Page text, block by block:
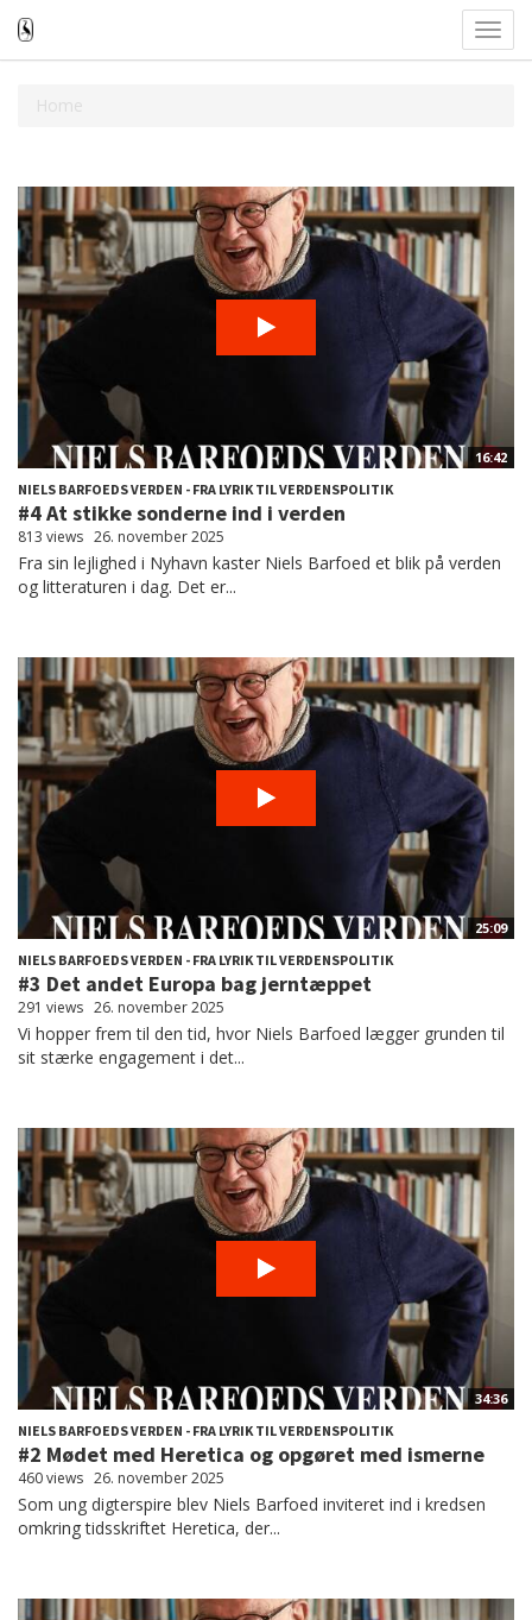
Home
16:42
NIELS BARFOEDS VERDEN - FRA LYRIK TIL VERDENSPOLITIK
#4 At stikke sonderne ind i verden
813 views 26. november 2025
Fra sin lejlighed i Nyhavn kaster Niels Barfoed et blik på verden
og litteraturen i dag. Det er...
25:09
NIELS BARFOEDS VERDEN - FRA LYRIK TIL VERDENSPOLITIK
#3 Det andet Europa bag jerntæppet
291 views 26. november 2025
Vi hopper frem til den tid, hvor Niels Barfoed lægger grunden til
sit stærke engagement i det...
34:36
NIELS BARFOEDS VERDEN - FRA LYRIK TIL VERDENSPOLITIK
#2 Mødet med Heretica og opgøret med ismerne
460 views 26. november 2025
Som ung digterspire blev Niels Barfoed inviteret ind i kredsen
omkring tidsskriftet Heretica, der...